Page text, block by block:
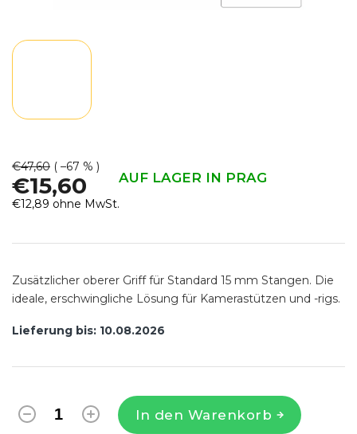
€47,60 ( –67 % )
€15,60 AUF LAGER IN PRAG
€12,89 ohne MwSt.
Lieferung bis: 10.08.2026
In den Warenkorb
Zusätzlicher oberer Griff für Standard 15 mm Stangen. Die
ideale, erschwingliche Lösung für Kamerastützen und -rigs.